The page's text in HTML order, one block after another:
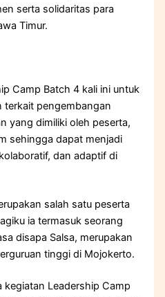
serta solidaritas para
Timur.
Camp Batch 4 kali ini untuk
terkait pengembangan
yang dimiliki oleh peserta,
sehingga dapat menjadi
dan adaptif di
salah satu peserta
ia termasuk seorang
disapa Salsa, merupakan
tinggi di Mojokerto.
kegiatan Leadership Camp